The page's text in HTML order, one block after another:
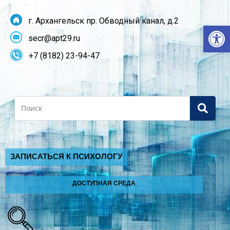
г. Архангельск пр. Обводный канал, д.2
secr@apt29.ru
+7 (8182) 23-94-47
Search
ЗАПИСАТЬСЯ К ПСИХОЛОГУ
ДОСТУПНАЯ СРЕДА